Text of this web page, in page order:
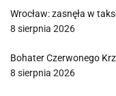
Wrocław: zasnęła w
8 sierpnia 2026
Bohater Czerwonego
8 sierpnia 2026